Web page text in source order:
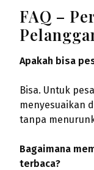
FAQ –
Apakah bisa
Bisa. Untuk
menyesuaikan
tanpa
Bagaimana
terbaca?